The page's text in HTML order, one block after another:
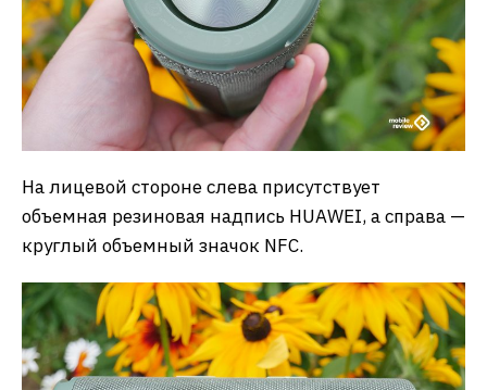
На лицевой стороне слева присутствует
объемная резиновая надпись HUAWEI, а справа —
круглый объемный значок NFC.